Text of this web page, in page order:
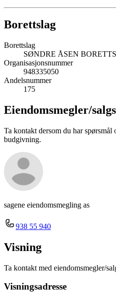
Borettslag
Borettslag
SØNDRE ÅSEN
Organisasjonsnummer
948335050
Andelsnummer
175
Eiendomsmegler/
Ta kontakt dersom du har
budgivning.
sagene eiendomsmegling as
938 55 940
Visning
Ta kontakt med eiendomsmegler/
Visningsadresse